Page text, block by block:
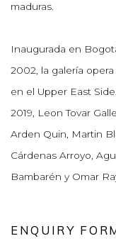
maduras.
Inaugurada en
2002, la galería
en el Upper East
2019, Leon Tovar
Arden Quin, Martin
Cárdenas Arroyo,
Bambarén y Omar
ENQUIRY